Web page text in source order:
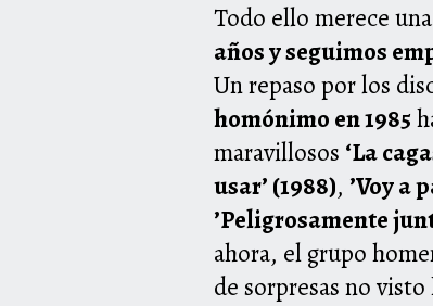
Todo ello merece
años y seguimos
Un repaso por los
homónimo en 1985
maravillosos ‘La
usar’ (1988), ’Voy a
’Peligrosamente
ahora, el grupo
de sorpresas no